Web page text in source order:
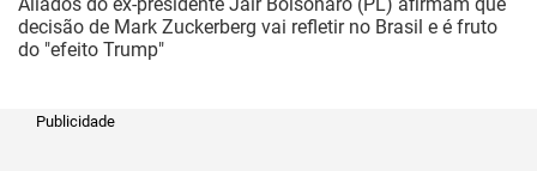
decisão de Mark Zuckerberg vai refletir no Brasil e é fruto
do "efeito Trump"
Publicidade